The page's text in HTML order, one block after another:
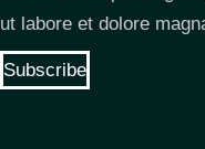
ut labore et dolore
Subscribe